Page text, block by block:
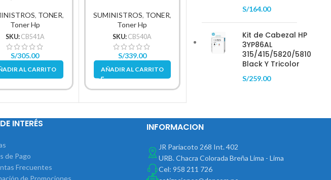
, TONER,
Toner Hp
SKU: CB541A
S/305.00
AL CARRITO
SUMINISTROS, TONER,
Toner Hp
SKU: CB540A
S/339.00
AÑADIR AL CARRITO
1.400Pg.
SUMINISTROS
Toner Hp
SKU: CF500A
S/355.00
S/164.00
Kit de Cabezal HP
3YP86AL
315/415/5820/5810
Black Y Tricolor
S/259.00
INTERÉS
de Pago
Frecuentes
INFORMACION
JR Pariacoto 268 Int. 402
URB. Chacra Colorada Breña Lima - Lima
Cel: 958 211 726